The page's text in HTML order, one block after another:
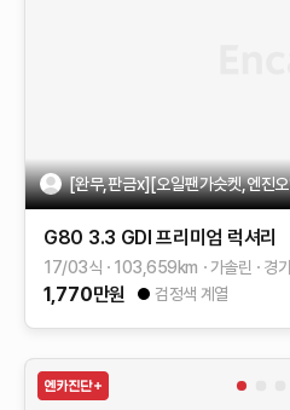
[완무,판금x][오일팬가슷켓,엔진
G80 3.3 GDI 프리미엄 럭셔리
17/03식 103,659km 가솔린 경기
1,770만원 검정색 계열